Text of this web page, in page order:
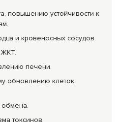
повышению устойчивости к
и кровеносных сосудов.
печени.
обновлению клеток
токсинов.